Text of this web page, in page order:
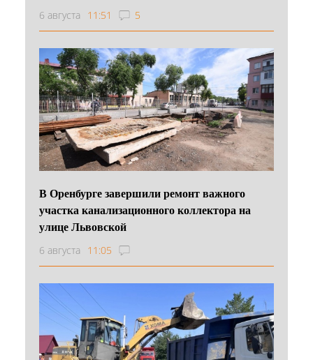
6 августа 11:51 5
В Оренбурге завершили ремонт важного
участка канализационного коллектора на
улице Львовской
6 августа 11:05